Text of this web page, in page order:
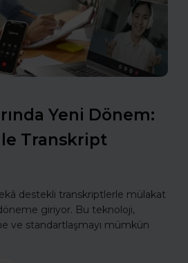
Yeni Dönem:
Transkript
destekli transkriptlerle mülakat
giriyor. Bu teknoloji,
ve standartlaşmayı mümkün